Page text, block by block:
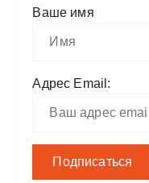
Ваше имя
Адрес Email: